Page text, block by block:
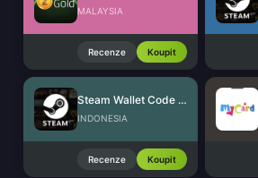
MALAYSIA
Recenze Koupit
Steam Wallet Code (IDR)
INDONESIA
Recenze Koupit